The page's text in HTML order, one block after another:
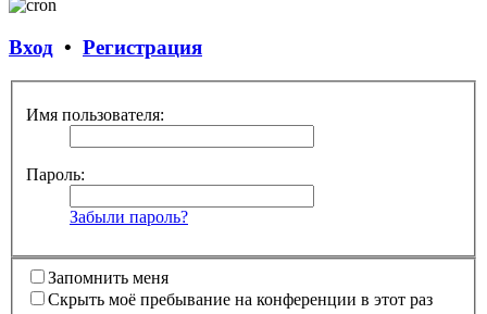
Вход • Регистрация
Имя пользователя:
Пароль:
Забыли пароль?
Запомнить меня
Скрыть моё пребывание на конференции в этот раз